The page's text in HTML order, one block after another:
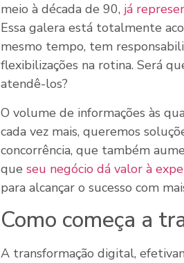
meio à década de 90, já
Essa galera está totalmente
mesmo tempo, tem
flexibilizações na rotina. Será
atendê-los?
O volume de informações às
cada vez mais, queremos
concorrência, que também
que seu negócio dá valor à
para alcançar o sucesso com
Como começa a
A transformação digital,